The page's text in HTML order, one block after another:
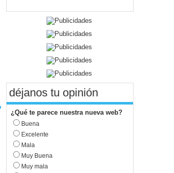
déjanos tu opinión
¿Qué te parece nuestra nueva web?
Buena
Excelente
Mala
Muy Buena
Muy mala